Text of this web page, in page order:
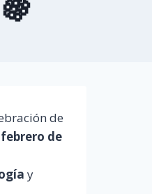
de
de
y